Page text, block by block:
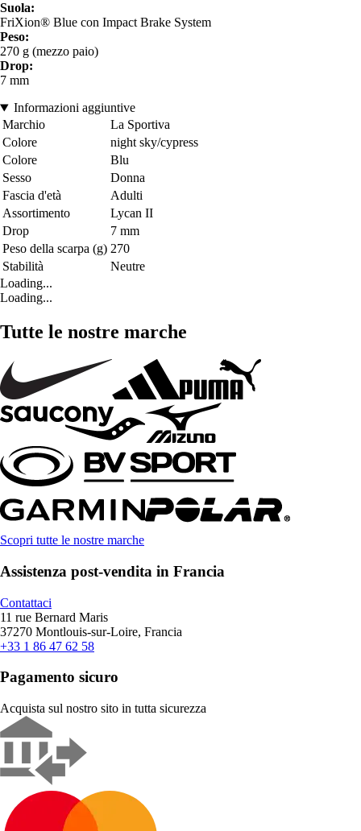
Suola:
FriXion® Blue con Impact Brake System
Peso:
270 g (mezzo paio)
Drop:
7 mm
Informazioni aggiuntive
Marchio
La Sportiva
Colore
night sky/cypress
Colore
Blu
Sesso
Donna
Fascia d'età
Adulti
Assortimento
Lycan II
Drop
7 mm
Peso della scarpa (g) 270
Stabilità
Neutre
Loading...
Loading...
Tutte le nostre marche
Scopri tutte le nostre marche
Assistenza post-vendita in Francia
Contattaci
11 rue Bernard Maris
37270 Montlouis-sur-Loire, Francia
+33 1 86 47 62 58
Pagamento sicuro
Acquista sul nostro sito in tutta sicurezza